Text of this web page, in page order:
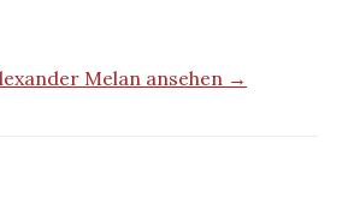
Melan ansehen →